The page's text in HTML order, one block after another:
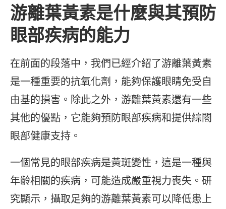
游離葉黃素是什麼與其預防
眼部疾病的能力
在前面的段落中，我們已經介紹了游離葉黃素
是一種重要的抗氧化劑，能夠保護眼睛免受自
由基的損害。除此之外，游離葉黃素還有一些
其他的優點，它能夠預防眼部疾病和提供綜閤
眼部健康支持。
一個常見的眼部疾病是黃斑變性，這是一種與
年齡相關的疾病，可能造成嚴重視力喪失。研
究顯示，攝取足夠的游離葉黃素可以降低患上